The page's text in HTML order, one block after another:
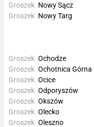
Groszek Nowy Sącz
Groszek Nowy Targ
Groszek Ochodze
Groszek Ochotnica Górna
Groszek Ocice
Groszek Odporyszów
Groszek Okszów
Groszek Olecko
Groszek Oleszno